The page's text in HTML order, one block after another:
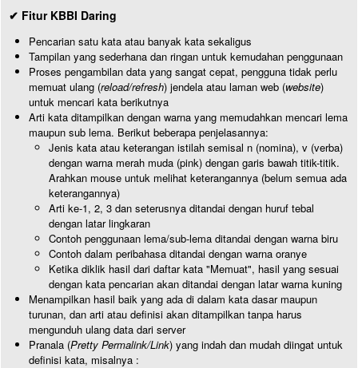
✔ Fitur KBBI Daring
Pencarian satu kata atau banyak kata sekaligus
Tampilan yang sederhana dan ringan untuk kemudahan penggunaan
Proses pengambilan data yang sangat cepat, pengguna tidak perlu
memuat ulang (reload/refresh) jendela atau laman web (website)
untuk mencari kata berikutnya
Arti kata ditampilkan dengan warna yang memudahkan mencari lema
maupun sub lema. Berikut beberapa penjelasannya:
Jenis kata atau keterangan istilah semisal n (nomina), v (verba)
dengan warna merah muda (pink) dengan garis bawah titik-titik.
Arahkan mouse untuk melihat keterangannya (belum semua ada
keterangannya)
Arti ke-1, 2, 3 dan seterusnya ditandai dengan huruf tebal
dengan latar lingkaran
Contoh penggunaan lema/sub-lema ditandai dengan warna biru
Contoh dalam peribahasa ditandai dengan warna oranye
Ketika diklik hasil dari daftar kata "Memuat", hasil yang sesuai
dengan kata pencarian akan ditandai dengan latar warna kuning
Menampilkan hasil baik yang ada di dalam kata dasar maupun
turunan, dan arti atau definisi akan ditampilkan tanpa harus
mengunduh ulang data dari server
Pranala (Pretty Permalink/Link) yang indah dan mudah diingat untuk
definisi kata, misalnya :